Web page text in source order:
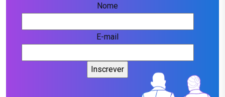
Nome
E-mail